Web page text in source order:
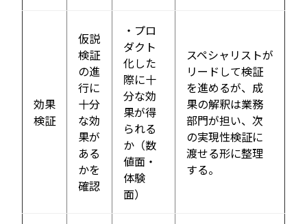
効果
検証
仮説
検証
の進
行に
十分
な効
果が
ある
かを
確認
・プロ
ダクト
化した
際に十
分な効
果が得
られる
か（数
値面・
体験
面）
スペシャリストが
リードして検証
を進めるが、成
果の解釈は業務
部門が担い、次
の実現性検証に
渡せる形に整理
する。